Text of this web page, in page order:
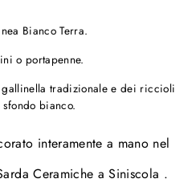
Bianco Terra.
o portapenne.
gallinella tradizionale e dei riccioli
bianco.
interamente a mano nel
Ceramiche a Siniscola .